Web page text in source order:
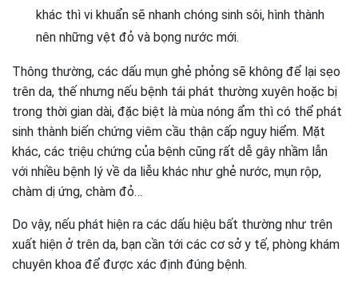
khác thì vi khuẩn sẽ nhanh chóng sinh sôi, hình thành
nên những vệt đỏ và bọng nước mới.
Thông thường, các dấu mụn ghẻ phỏng sẽ không để lại sẹo
trên da, thế nhưng nếu bệnh tái phát thường xuyên hoặc bị
trong thời gian dài, đặc biệt là mùa nóng ẩm thì có thể phát
sinh thành biến chứng viêm cầu thận cấp nguy hiểm. Mặt
khác, các triệu chứng của bệnh cũng rất dễ gây nhầm lẫn
với nhiều bệnh lý về da liễu khác như ghẻ nước, mụn rộp,
chàm dị ứng, chàm đỏ…
Do vậy, nếu phát hiện ra các dấu hiệu bất thường như trên
xuất hiện ở trên da, bạn cần tới các cơ sở y tế, phòng khám
chuyên khoa để được xác định đúng bệnh.